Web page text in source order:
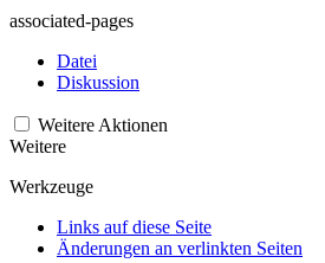
associated-pages
Datei
Diskussion
Weitere Aktionen
Weitere
Werkzeuge
Links auf diese Seite
Änderungen an verlinkten Seiten